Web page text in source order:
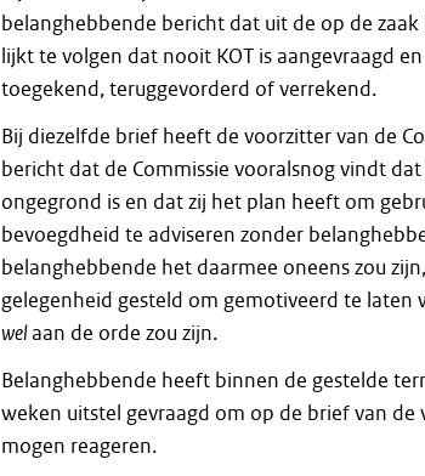
belanghebbende bericht dat uit de op de
lijkt te volgen dat nooit KOT is aangevraagd
toegekend, teruggevorderd of verrekend.
Bij diezelfde brief heeft de voorzitter van de
bericht dat de Commissie vooralsnog vindt
ongegrond is en dat zij het plan heeft om
bevoegdheid te adviseren zonder
belanghebbende het daarmee oneens zou
gelegenheid gesteld om gemotiveerd te
welaan de orde zou zijn.
Belanghebbende heeft binnen de gestelde
weken uitstel gevraagd om op de brief van de
mogen reageren.